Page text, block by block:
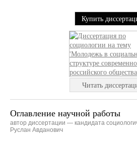
Купить
Читать
Оглавление научной работы
автор диссертации — кандидата
Руслан Авданович